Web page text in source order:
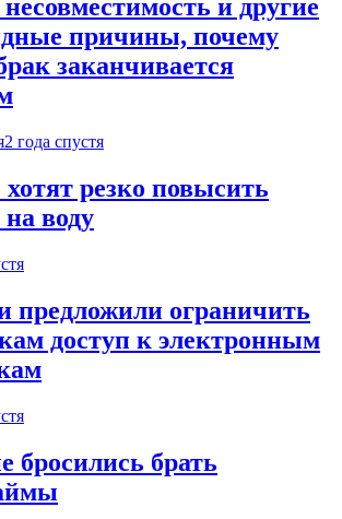
и другие
причины, почему
заканчивается
2 года спустя
резко повысить
воду
предложили ограничить
доступ к электронным
бросились брать